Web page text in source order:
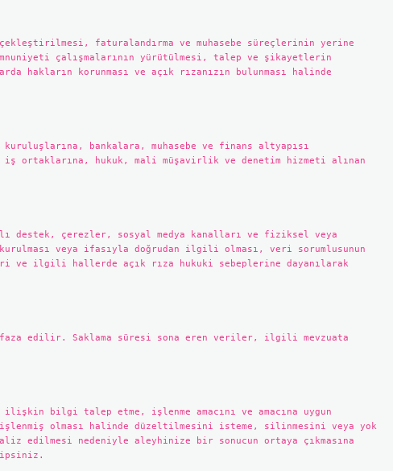
faturalandırma ve muhasebe süreçlerinin yerine
çalışmalarının yürütülmesi, talep ve şikayetlerin
korunması ve açık rızanızın bulunması halinde
bankalara, muhasebe ve finans altyapısı
ortaklarına, hukuk, mali müşavirlik ve denetim hizmeti alınan
çerezler, sosyal medya kanalları ve fiziksel veya
veya ifasıyla doğrudan ilgili olması, veri sorumlusunun
ve ilgili hallerde açık rıza hukuki sebeplerine dayanılarak
edilir. Saklama süresi sona eren veriler, ilgili mevzuata
bilgi talep etme, işlenme amacını ve amacına uygun
olması halinde düzeltilmesini isteme, silinmesini veya yok
edilmesi nedeniyle aleyhinize bir sonucun ortaya çıkmasına